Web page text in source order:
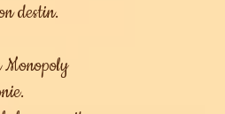
destin.
Monopoly